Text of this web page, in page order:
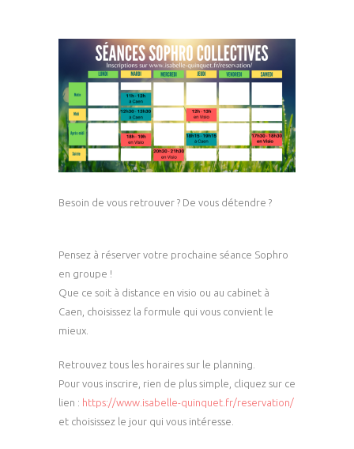
Besoin de vous retrouver ? De vous détendre ?
Pensez à réserver votre prochaine séance Sophro
en groupe !
Que ce soit à distance en visio ou au cabinet à
Caen, choisissez la formule qui vous convient le
mieux.
Retrouvez tous les horaires sur le planning.
Pour vous inscrire, rien de plus simple, cliquez sur ce
lien : https://www.isabelle-quinquet.fr/reservation/
et choisissez le jour qui vous intéresse.